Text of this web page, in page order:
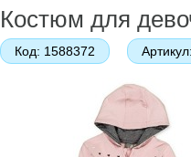
Костюм для
Код: 1588372 Артикул: